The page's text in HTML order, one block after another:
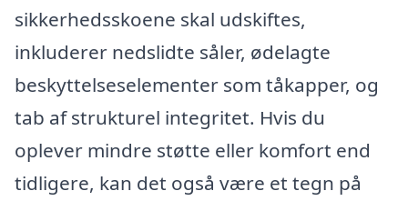
sikkerhedsskoene skal udskiftes,
inkluderer nedslidte såler, ødelagte
beskyttelseselementer som tåkapper, og
tab af strukturel integritet. Hvis du
oplever mindre støtte eller komfort end
tidligere, kan det også være et tegn på